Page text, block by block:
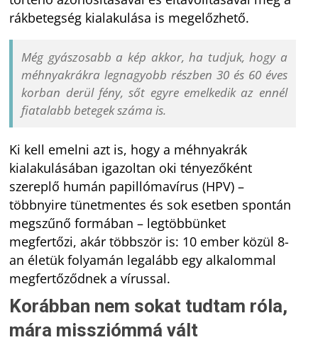
rákbetegség kialakulása is megelőzhető.
Még gyászosabb a kép akkor, ha tudjuk, hogy a
méhnyakrákra legnagyobb részben 30 és 60 éves
korban derül fény, sőt egyre emelkedik az ennél
fiatalabb betegek száma is.
Ki kell emelni azt is, hogy a méhnyakrák
kialakulásában igazoltan oki tényezőként
szereplő humán papillómavírus (HPV) –
többnyire tünetmentes és sok esetben spontán
megszűnő formában – legtöbbünket
megfertőzi, akár többször is: 10 ember közül 8-
an életük folyamán legalább egy alkalommal
megfertőződnek a vírussal.
Korábban nem sokat tudtam róla,
mára missziómmá vált